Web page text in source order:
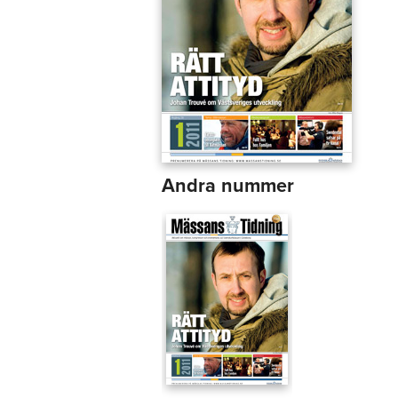
Andra nummer